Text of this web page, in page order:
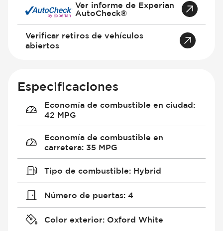
Ver informe de Experian
AutoCheck®
Verificar retiros de vehículos
abiertos
Especificaciones
Economía de combustible en ciudad:
42 MPG
Economía de combustible en
carretera: 35 MPG
Tipo de combustible: Hybrid
Número de puertas: 4
Color exterior: Oxford White